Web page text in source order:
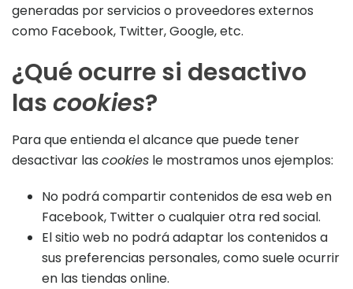
generadas por servicios o proveedores externos
como Facebook, Twitter, Google, etc.
¿Qué ocurre si desactivo
lascookies?
Para que entienda el alcance que puede tener
desactivar las cookies le mostramos unos ejemplos:
No podrá compartir contenidos de esa web en
Facebook, Twitter o cualquier otra red social.
El sitio web no podrá adaptar los contenidos a
sus preferencias personales, como suele ocurrir
en las tiendas online.